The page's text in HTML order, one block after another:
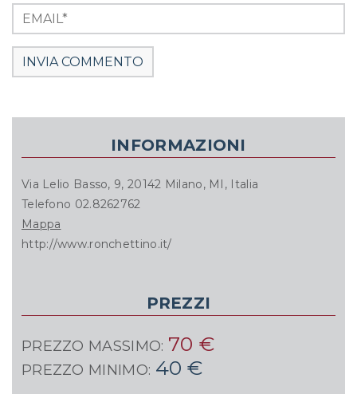
INFORMAZIONI
Via Lelio Basso, 9, 20142 Milano, MI, Italia
Telefono 02.8262762
Mappa
http://www.ronchettino.it/
PREZZI
PREZZO MASSIMO: 70 €
PREZZO MINIMO: 40 €